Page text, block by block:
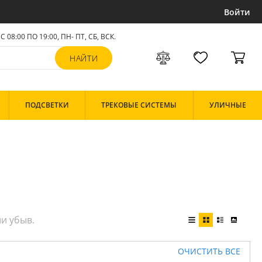
Войти
С 08:00 ПО 19:00, ПН- ПТ,СБ, ВСК.
ПОДСВЕТКИ ТРЕКОВЫЕ СИСТЕМЫ УЛИЧНЫЕ
ОЧИСТИТЬ ВСЕ